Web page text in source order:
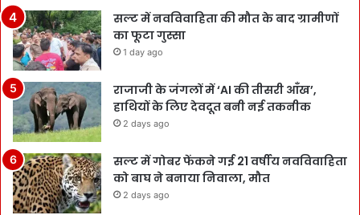
सल्ट में नवविवाहिता की मौत के बाद ग्रामीणों
का फूटा गुस्सा
1 day ago
राजाजी के जंगलों में ‘AI की तीसरी आँख’,
हाथियों के लिए देवदूत बनी नई तकनीक
2 days ago
सल्ट में गोबर फेंकने गई 21 वर्षीय नवविवाहिता
को बाघ ने बनाया निवाला, मौत
2 days ago